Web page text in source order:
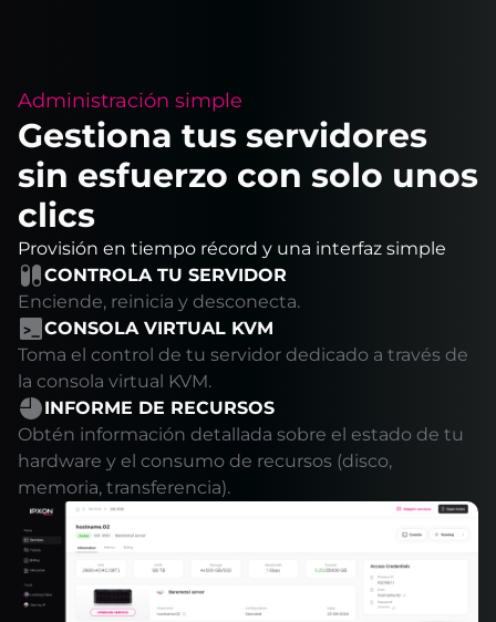
Administración simple
Gestiona tus servidores
sin esfuerzo con solo unos
clics
Provisión en tiempo récord y una interfaz simple
CONTROLA TU SERVIDOR
Enciende, reinicia y desconecta.
CONSOLA VIRTUAL KVM
Toma el control de tu servidor dedicado a través de
la consola virtual KVM.
INFORME DE RECURSOS
Obtén información detallada sobre el estado de tu
hardware y el consumo de recursos (disco,
memoria, transferencia).